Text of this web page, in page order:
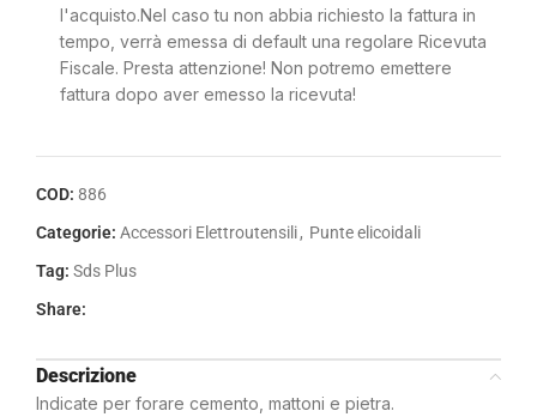
l'acquisto.Nel caso tu non abbia richiesto la fattura in
tempo, verrà emessa di default una regolare Ricevuta
Fiscale. Presta attenzione! Non potremo emettere
fattura dopo aver emesso la ricevuta!
COD: 886
Categorie: Accessori Elettroutensili, Punte elicoidali
Tag: Sds Plus
Share:
Descrizione
Indicate per forare cemento, mattoni e pietra.